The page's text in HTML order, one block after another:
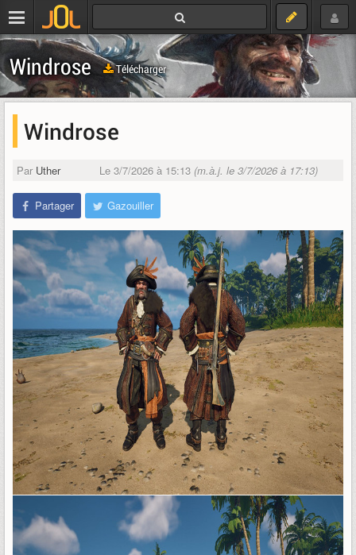
Windrose Télécharger
Windrose
Par Uther Le 3/7/2026 à 15:13 (m.à.j. le 3/7/2026 à 17:13)
Partager Gazouiller